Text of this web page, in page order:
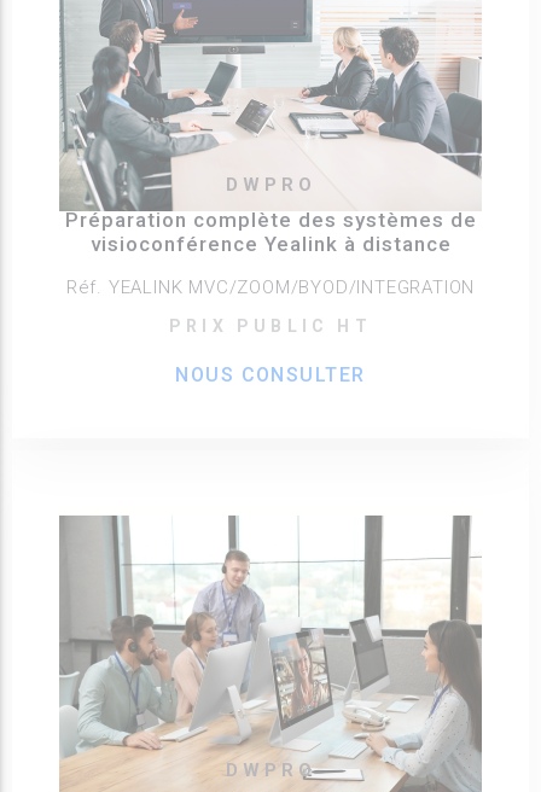
DWPRO
Préparation complète des systèmes de
visioconférence Yealink à distance
Réf. YEALINK MVC/ZOOM/BYOD/INTEGRATION
PRIX PUBLIC HT
NOUS CONSULTER
DWPRO